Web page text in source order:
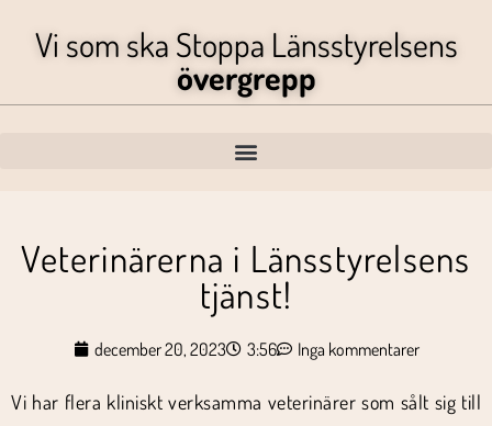
Vi som ska Stoppa Länsstyrelsens
övergrepp
Veterinärerna i Länsstyrelsens
tjänst!
december 20, 2023 3:56 Inga kommentarer
Vi har flera kliniskt verksamma veterinärer som sålt sig till